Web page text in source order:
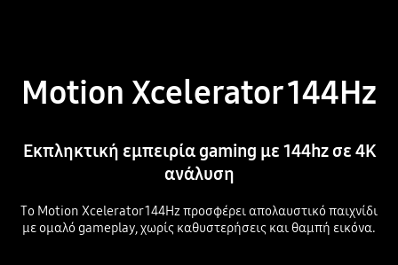
Motion Xcelerator 144Hz
Εκπληκτική εμπειρία gaming με 144hz σε 4K
ανάλυση
Το Motion Xcelerator 144Hz προσφέρει απολαυστικό παιχνίδι
με ομαλό gameplay, χωρίς καθυστερήσεις και θαμπή εικόνα.